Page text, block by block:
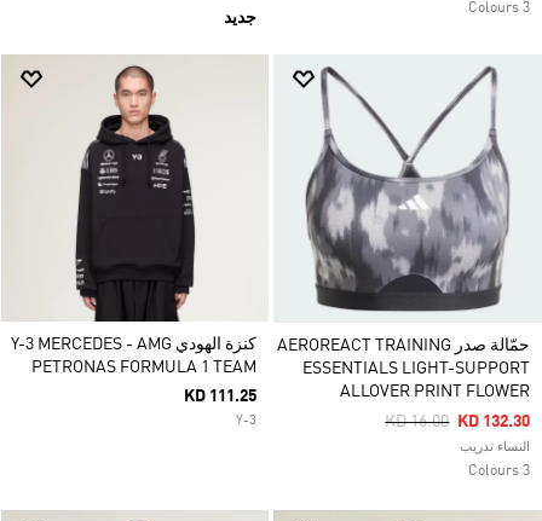
3 Colours
جديد
حمّالة صدر AEROREACT TRAINING
ESSENTIALS LIGHT-SUPPORT
ALLOVER PRINT FLOWER
Price Reduced From
KD 16.00ToKD 132.30
النساء تدريب
3 Colours
كنزة الهودي Y-3 MERCEDES - AMG
PETRONAS FORMULA 1 TEAM
KD 111.25
Y-3